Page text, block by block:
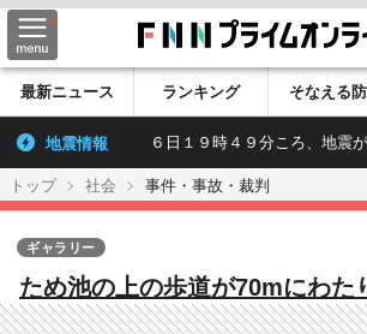
最新ニュース ランキング そなえる
地震情報 ６日１９時４９分ころ、地震が
トップ 社会 事件・事故・裁判
ため池の上の歩道が70mにわ
び割れで道路がずれていた」前
ギャラリー